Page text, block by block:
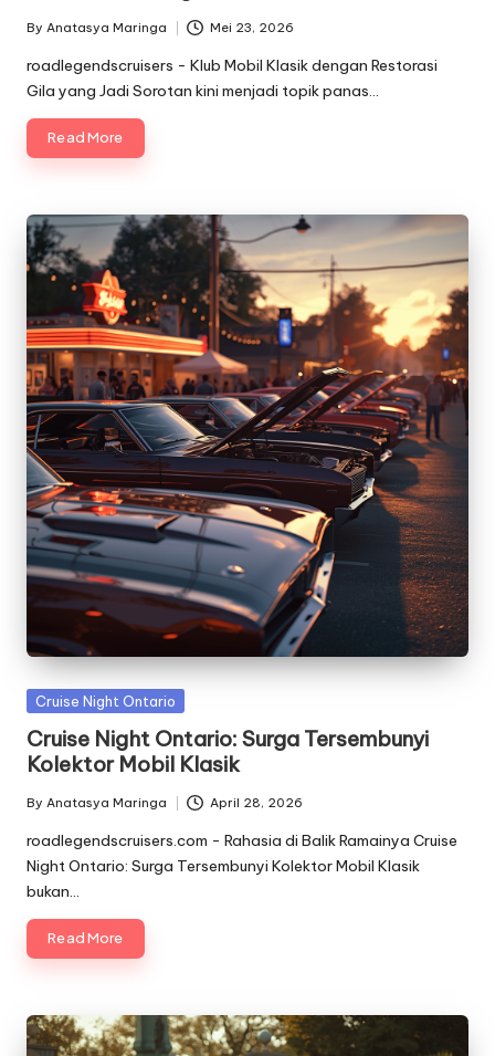
Posted
by
By Anatasya Maringa Mei 23, 2026
roadlegendscruisers - Klub Mobil Klasik dengan Restorasi
Gila yang Jadi Sorotan kini menjadi topik panas…
Read More
Posted
Cruise Night Ontario
Cruise Night Ontario: Surga Tersembunyi
Kolektor Mobil Klasik
Posted
by
By Anatasya Maringa April 28, 2026
roadlegendscruisers.com - Rahasia di Balik Ramainya Cruise
Night Ontario: Surga Tersembunyi Kolektor Mobil Klasik
bukan…
Read More